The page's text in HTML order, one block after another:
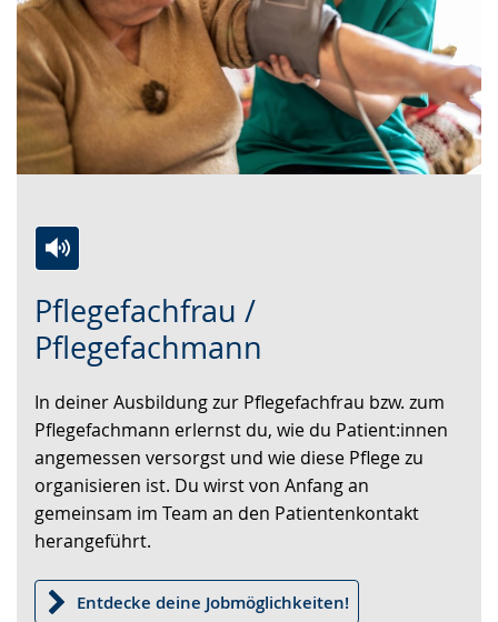
Pflegefachfrau /
Pflegefachmann
Leichten
Sprache
wechseln.
Audio-
Unterstützung.
Video
in
Deutscher
Gebärdensprache
wird
angezeigt.
In deiner Ausbildung zur Pflegefachfrau bzw. zum
Pflegefachmann erlernst du, wie du Patient:innen
angemessen versorgst und wie diese Pflege zu
organisieren ist. Du wirst von Anfang an
gemeinsam im Team an den Patientenkontakt
herangeführt.
Entdecke deine Jobmöglichkeiten!